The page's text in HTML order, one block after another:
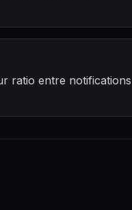
ratio entre notifications